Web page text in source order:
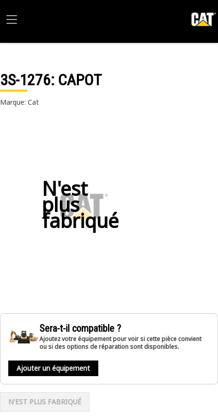
3S-1276: CAPOT
Marque: Cat
N'est
plus
fabriqué
Sera-t-il compatible ?
Ajoutez votre équipement pour voir si cette pièce convient
ou si des options de réparation sont disponibles.
Ajouter un équipement
N'EST PLUS FABRIQUÉ